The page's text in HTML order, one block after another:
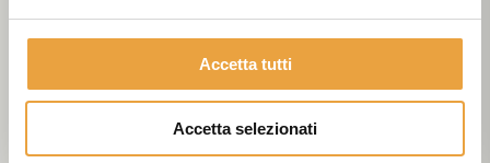
Accetta tutti
Accetta selezionati